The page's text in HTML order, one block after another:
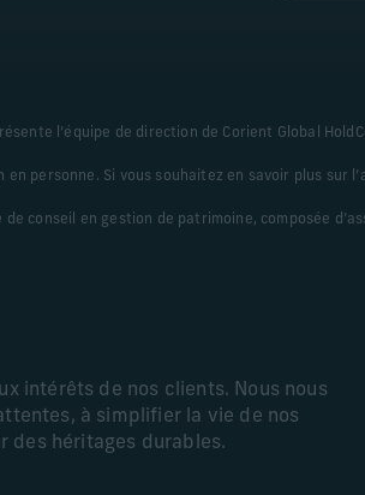
l’équipe de direction de Corient Global
en personne. Si vous souhaitez en savoir plus
conseil en gestion de patrimoine, composée
intérêts de nos clients. Nous nous
à simplifier la vie de nos
des héritages durables.